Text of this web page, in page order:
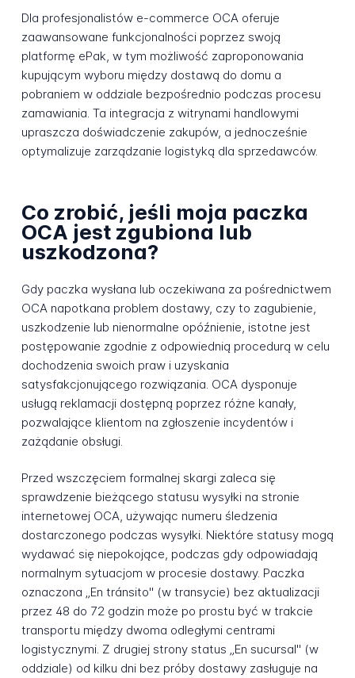
Dla profesjonalistów e-commerce OCA oferuje
zaawansowane funkcjonalności poprzez swoją
platformę ePak, w tym możliwość zaproponowania
kupującym wyboru między dostawą do domu a
pobraniem w oddziale bezpośrednio podczas procesu
zamawiania. Ta integracja z witrynami handlowymi
upraszcza doświadczenie zakupów, a jednocześnie
optymalizuje zarządzanie logistyką dla sprzedawców.
Co zrobić, jeśli moja paczka
OCA jest zgubiona lub
uszkodzona?
Gdy paczka wysłana lub oczekiwana za pośrednictwem
OCA napotkana problem dostawy, czy to zagubienie,
uszkodzenie lub nienormalne opóźnienie, istotne jest
postępowanie zgodnie z odpowiednią procedurą w celu
dochodzenia swoich praw i uzyskania
satysfakcjonującego rozwiązania. OCA dysponuje
usługą reklamacji dostępną poprzez różne kanały,
pozwalające klientom na zgłoszenie incydentów i
zażądanie obsługi.
Przed wszczęciem formalnej skargi zaleca się
sprawdzenie bieżącego statusu wysyłki na stronie
internetowej OCA, używając numeru śledzenia
dostarczonego podczas wysyłki. Niektóre statusy mogą
wydawać się niepokojące, podczas gdy odpowiadają
normalnym sytuacjom w procesie dostawy. Paczka
oznaczona „En tránsito" (w transycie) bez aktualizacji
przez 48 do 72 godzin może po prostu być w trakcie
transportu między dwoma odległymi centrami
logistycznymi. Z drugiej strony status „En sucursal" (w
oddziale) od kilku dni bez próby dostawy zasługuje na